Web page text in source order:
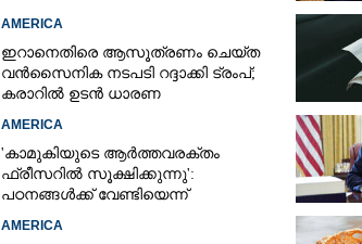
AMERICA
ഇറാനെതിരെ ആസൂത്രണം ചെയ്‌ത
വൻസൈനിക നടപടി റദ്ദാക്കി ട്രംപ്;
കരാറിൽ ഉടൻ ധാരണ
AMERICA
'കാമുകിയുടെ ആർത്തവരക്തം
ഫ്രീസറിൽ സൂക്ഷിക്കുന്നു':
പഠനങ്ങൾക്ക് വേണ്ടിയെന്ന്
AMERICA